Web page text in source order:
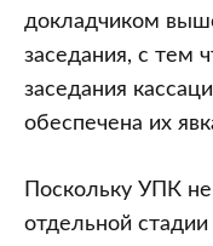
докладчиком
заседания, с тем
заседания
обеспечена их
Поскольку УПК не
отдельной